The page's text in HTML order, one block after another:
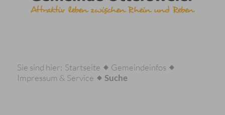
Sie sind hier: Startseite
Gemeindeinfos
Impressum & Service
Suche